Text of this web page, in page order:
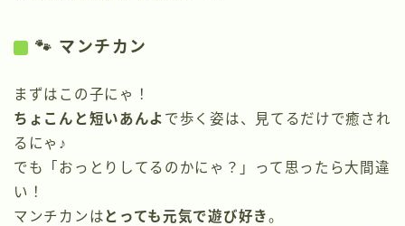
🐾 マンチカン
まずはこの子にゃ！
ちょこんと短いあんよ で歩く姿は、見てるだけで癒され
るにゃ♪
でも「おっとりしてるのかにゃ？」って思ったら大間違
い！
マンチカンはとっても元気で遊び好き。